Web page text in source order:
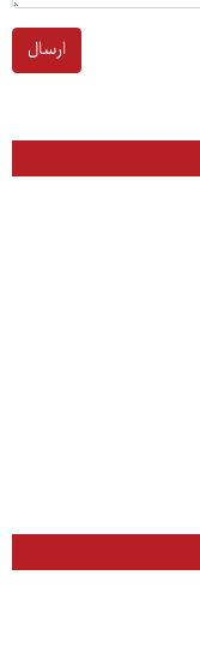
ارسال